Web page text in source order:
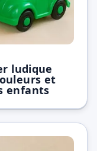
ludique
et
enfants